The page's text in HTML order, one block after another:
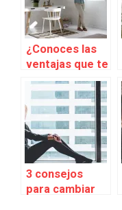
¿Conoces las
ventajas que te
ofrecen las
ventanas de
techo y las
claraboyas?
3 consejos
para cambiar